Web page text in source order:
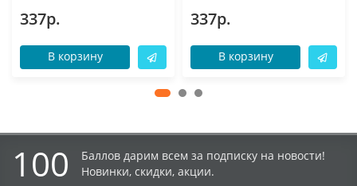
337р.
В корзину
337р.
В корзину
100
Баллов дарим всем за подписку на новости!
Новинки, скидки, акции.